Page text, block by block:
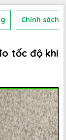
Chính sách
tốc độ khi